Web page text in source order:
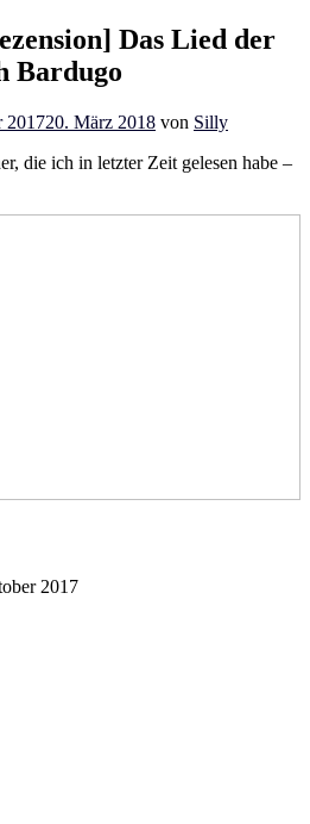
Das Lied der
Bardugo
201720. März 2018 von Silly
die ich in letzter Zeit gelesen habe –
2017